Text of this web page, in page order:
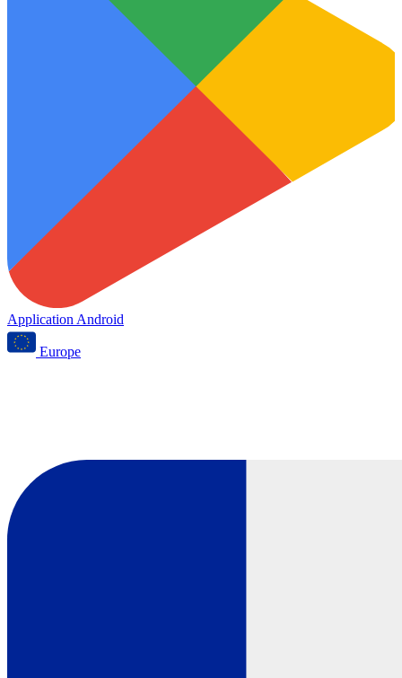
Application Android
Europe